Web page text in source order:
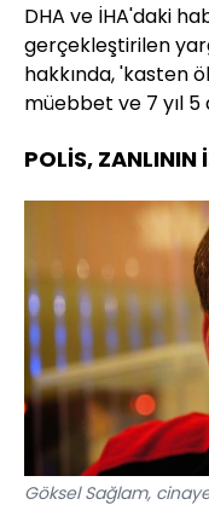
DHA ve İHA'daki
gerçekleştirilen
hakkında, 'kasten
müebbet ve 7 yıl 5
POLİS, ZANLININ
Göksel Sağlam,